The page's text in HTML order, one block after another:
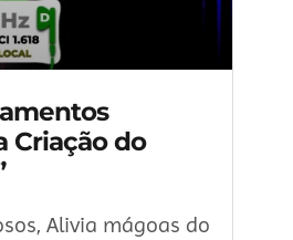
Criação do
Alivia mágoas do